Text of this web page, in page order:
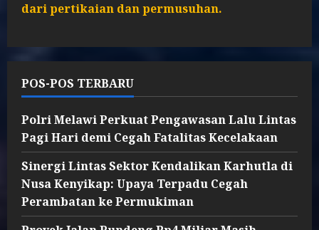
dari pertikaian dan permusuhan.
POS-POS TERBARU
Polri Melawi Perkuat Pengawasan Lalu Lintas
Pagi Hari demi Cegah Fatalitas Kecelakaan
Sinergi Lintas Sektor Kendalikan Karhutla di
Nusa Kenyikap: Upaya Terpadu Cegah
Perambatan ke Permukiman